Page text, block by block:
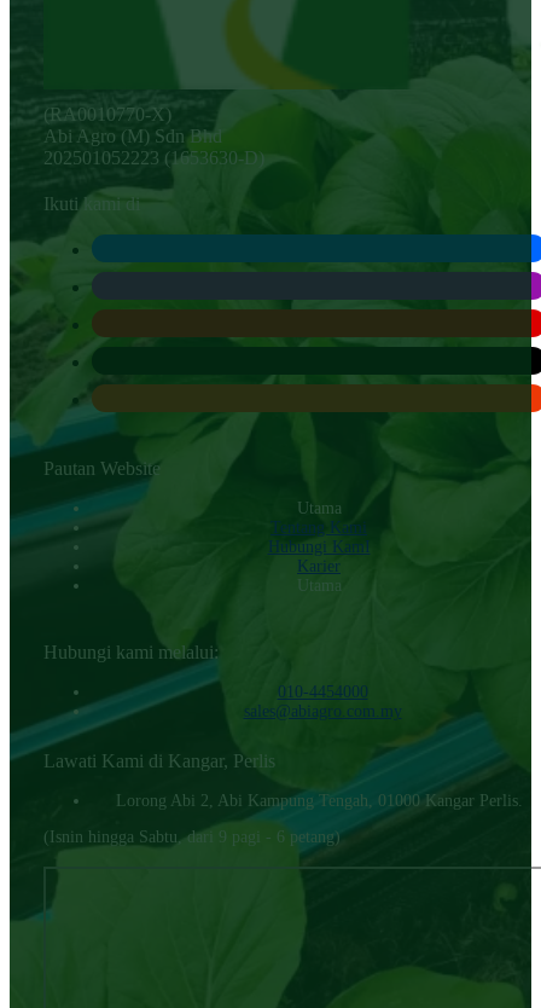
(RA0010770-X)
Abi Agro (M) Sdn Bhd
202501052223 (1653630-D)
Ikuti kami di
Pautan Website
Utama
Tentang Kami
Hubungi KamI
Karier
Utama
Hubungi kami melalui:
010-4454000‬
sales@abiagro.com.my
Lawati Kami di Kangar, Perlis
Lorong Abi 2, Abi Kampung Tengah, 01000 Kangar Perlis.
(Isnin hingga Sabtu, dari 9 pagi - 6 petang)